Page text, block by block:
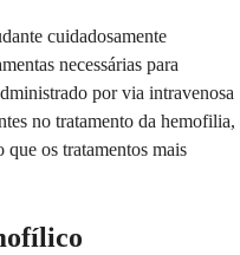
cuidadosamente
necessárias para
por via intravenosa
no tratamento da hemofilia,
os tratamentos mais